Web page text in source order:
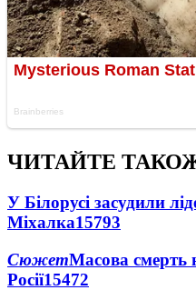
ЧИТАЙТЕ
У Білорусі засудили
Міхалка15793
СюжетМасова
Росії15472